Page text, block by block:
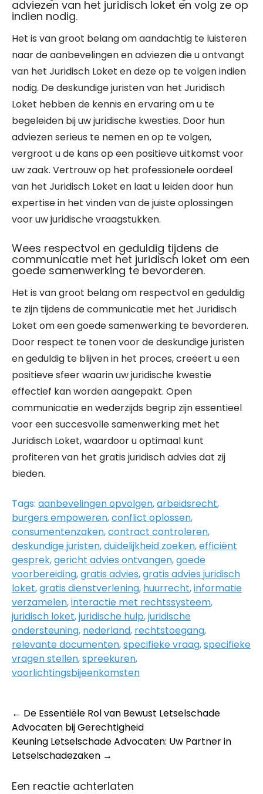
adviezen van het juridisch loket en volg ze op
indien nodig.
Het is van groot belang om aandachtig te luisteren
naar de aanbevelingen en adviezen die u ontvangt
van het Juridisch Loket en deze op te volgen indien
nodig. De deskundige juristen van het Juridisch
Loket hebben de kennis en ervaring om u te
begeleiden bij uw juridische kwesties. Door hun
adviezen serieus te nemen en op te volgen,
vergroot u de kans op een positieve uitkomst voor
uw zaak. Vertrouw op het professionele oordeel
van het Juridisch Loket en laat u leiden door hun
expertise in het vinden van de juiste oplossingen
voor uw juridische vraagstukken.
Wees respectvol en geduldig tijdens de
communicatie met het juridisch loket om een
goede samenwerking te bevorderen.
Het is van groot belang om respectvol en geduldig
te zijn tijdens de communicatie met het Juridisch
Loket om een goede samenwerking te bevorderen.
Door respect te tonen voor de deskundige juristen
en geduldig te blijven in het proces, creëert u een
positieve sfeer waarin uw juridische kwestie
effectief kan worden aangepakt. Open
communicatie en wederzijds begrip zijn essentieel
voor een succesvolle samenwerking met het
Juridisch Loket, waardoor u optimaal kunt
profiteren van het gratis juridisch advies dat zij
bieden.
Tags: aanbevelingen opvolgen,arbeidsrecht,
burgers empoweren,conflict oplossen,
consumentenzaken,contract controleren,
deskundige juristen,duidelijkheid zoeken,efficiënt
gesprek,gericht advies ontvangen,goede
voorbereiding,gratis advies,gratis advies juridisch
loket,gratis dienstverlening, huurrecht,informatie
verzamelen,interactie met rechtssysteem,
juridisch loket,juridische hulp,juridische
ondersteuning, nederland, rechtstoegang,
relevante documenten,specifieke vraag,specifieke
vragen stellen,spreekuren,
voorlichtingsbijeenkomsten
Post
navigation
← De Essentiële Rol van Bewust Letselschade
Advocaten bij Gerechtigheid
Keuning Letselschade Advocaten: Uw Partner in
Letselschadezaken →
Een reactie achterlaten